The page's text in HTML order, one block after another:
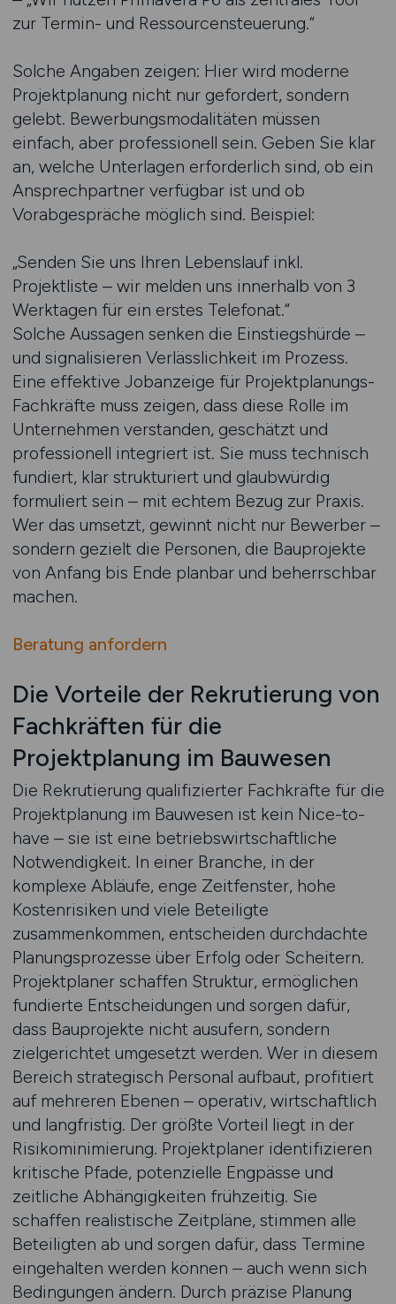
zur Termin- und Ressourcensteuerung.“
Solche Angaben zeigen: Hier wird moderne
Projektplanung nicht nur gefordert, sondern
gelebt. Bewerbungsmodalitäten müssen
einfach, aber professionell sein. Geben Sie klar
an, welche Unterlagen erforderlich sind, ob ein
Ansprechpartner verfügbar ist und ob
Vorabgespräche möglich sind. Beispiel:
„Senden Sie uns Ihren Lebenslauf inkl.
Projektliste – wir melden uns innerhalb von 3
Werktagen für ein erstes Telefonat.“
Solche Aussagen senken die Einstiegshürde –
und signalisieren Verlässlichkeit im Prozess.
Eine effektive Jobanzeige für Projektplanungs-
Fachkräfte muss zeigen, dass diese Rolle im
Unternehmen verstanden, geschätzt und
professionell integriert ist. Sie muss technisch
fundiert, klar strukturiert und glaubwürdig
formuliert sein – mit echtem Bezug zur Praxis.
Wer das umsetzt, gewinnt nicht nur Bewerber –
sondern gezielt die Personen, die Bauprojekte
von Anfang bis Ende planbar und beherrschbar
machen.
Beratung anfordern
Die Vorteile der Rekrutierung von
Fachkräften für die
Projektplanung im Bauwesen
Die Rekrutierung qualifizierter Fachkräfte für die
Projektplanung im Bauwesen ist kein Nice-to-
have – sie ist eine betriebswirtschaftliche
Notwendigkeit. In einer Branche, in der
komplexe Abläufe, enge Zeitfenster, hohe
Kostenrisiken und viele Beteiligte
zusammenkommen, entscheiden durchdachte
Planungsprozesse über Erfolg oder Scheitern.
Projektplaner schaffen Struktur, ermöglichen
fundierte Entscheidungen und sorgen dafür,
dass Bauprojekte nicht ausufern, sondern
zielgerichtet umgesetzt werden. Wer in diesem
Bereich strategisch Personal aufbaut, profitiert
auf mehreren Ebenen – operativ, wirtschaftlich
und langfristig. Der größte Vorteil liegt in der
Risikominimierung. Projektplaner identifizieren
kritische Pfade, potenzielle Engpässe und
zeitliche Abhängigkeiten frühzeitig. Sie
schaffen realistische Zeitpläne, stimmen alle
Beteiligten ab und sorgen dafür, dass Termine
eingehalten werden können – auch wenn sich
Bedingungen ändern. Durch präzise Planung